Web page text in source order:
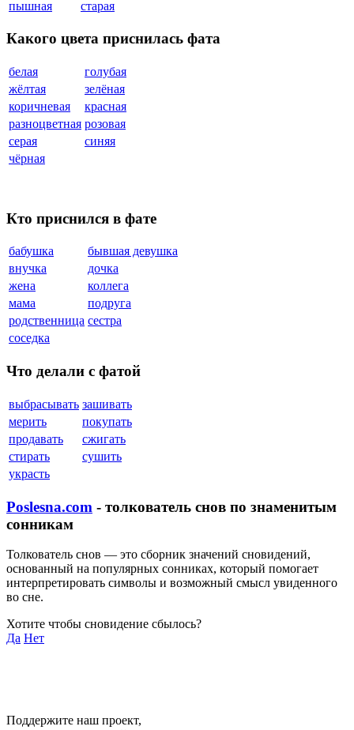
пышная старая
Какого цвета приснилась фата
белая
голубая
жёлтая
зелёная
коричневая
красная
разноцветная розовая
серая
синяя
чёрная
Кто приснился в фате
бабушка
бывшая девушка
внучка
дочка
жена
коллега
мама
подруга
родственница сестра
соседка
Что делали с фатой
выбрасывать зашивать
мерить
покупать
продавать
сжигать
стирать
сушить
украсть
Poslesna.com - толкователь снов по знаменитым
сонникам
Толкователь снов — это сборник значений сновидений,
основанный на популярных сонниках, который помогает
интерпретировать символы и возможный смысл увиденного
во сне.
Хотите чтобы сновидение сбылось?
Да Нет
Поддержите наш проект,